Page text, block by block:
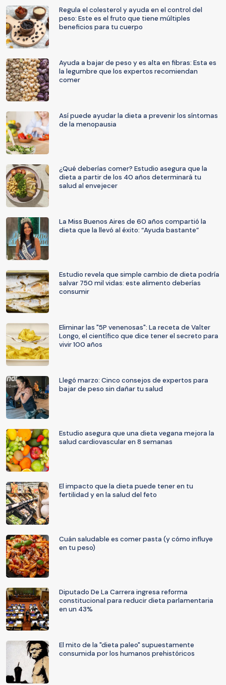
Regula el colesterol y ayuda en el control del
peso: Este es el fruto que tiene múltiples
beneficios para tu cuerpo
Ayuda a bajar de peso y es alta en fibras: Esta es
la legumbre que los expertos recomiendan
comer
Así puede ayudar la dieta a prevenir los síntomas
de la menopausia
¿Qué deberías comer? Estudio asegura que la
dieta a partir de los 40 años determinará tu
salud al envejecer
La Miss Buenos Aires de 60 años compartió la
dieta que la llevó al éxito: “Ayuda bastante”
Estudio revela que simple cambio de dieta podría
salvar 750 mil vidas: este alimento deberías
consumir
Eliminar las "5P venenosas": La receta de Valter
Longo, el científico que dice tener el secreto para
vivir 100 años
Llegó marzo: Cinco consejos de expertos para
bajar de peso sin dañar tu salud
Estudio asegura que una dieta vegana mejora la
salud cardiovascular en 8 semanas
El impacto que la dieta puede tener en tu
fertilidad y en la salud del feto
Cuán saludable es comer pasta (y cómo influye
en tu peso)
Diputado De La Carrera ingresa reforma
constitucional para reducir dieta parlamentaria
en un 43%
El mito de la "dieta paleo" supuestamente
consumida por los humanos prehistóricos